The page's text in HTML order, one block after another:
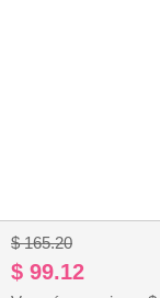
$ 165.20
$ 99.12